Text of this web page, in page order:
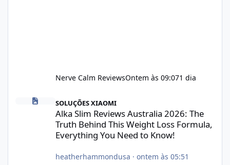
Nerve Calm ReviewsOntem às 09:071 dia
Alka Slim Reviews Australia 2026: The Truth Behind This
SOLUÇÕES XIAOMI
Alka Slim Reviews Australia 2026: The
Truth Behind This Weight Loss Formula,
Everything You Need to Know!
heatherhammondusa · ontem às 05:51